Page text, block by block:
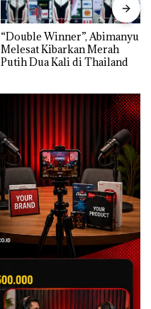
“Double Winner”, Abimanyu
Melesat Kibarkan Merah
Putih Dua Kali di Thailand